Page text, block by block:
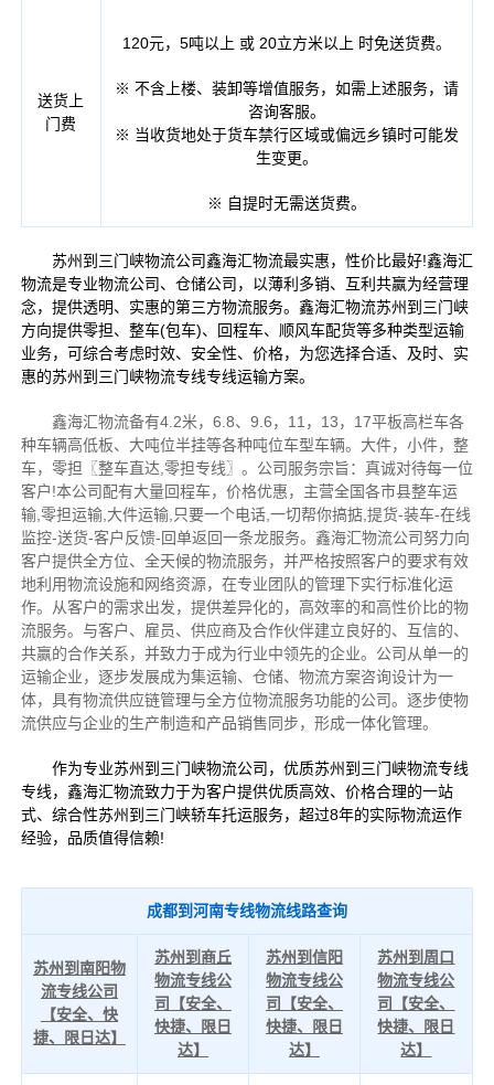
送货上
门费
120元，5吨以上 或 20立方米以上 时免送货费。
※ 不含上楼、装卸等增值服务，如需上述服务，请
咨询客服。
※ 当收货地处于货车禁行区域或偏远乡镇时可能发
生变更。
※ 自提时无需送货费。
苏州到三门峡物流公司鑫海汇物流最实惠，性价比最好!鑫海汇
物流是专业物流公司、仓储公司，以薄利多销、互利共赢为经营理
念，提供透明、实惠的第三方物流服务。鑫海汇物流苏州到三门峡
方向提供零担、整车(包车)、回程车、顺风车配货等多种类型运输
业务，可综合考虑时效、安全性、价格，为您选择合适、及时、实
惠的苏州到三门峡物流专线专线运输方案。
鑫海汇物流备有4.2米，6.8、9.6，11，13，17平板高栏车各
种车辆高低板、大吨位半挂等各种吨位车型车辆。大件，小件，整
车，零担〖整车直达,零担专线〗。公司服务宗旨：真诚对待每一位
客户!本公司配有大量回程车，价格优惠，主营全国各市县整车运
输,零担运输,大件运输,只要一个电话,一切帮你搞掂,提货-装车-在线
监控-送货-客户反馈-回单返回一条龙服务。鑫海汇物流公司努力向
客户提供全方位、全天候的物流服务，并严格按照客户的要求有效
地利用物流设施和网络资源，在专业团队的管理下实行标准化运
作。从客户的需求出发，提供差异化的，高效率的和高性价比的物
流服务。与客户、雇员、供应商及合作伙伴建立良好的、互信的、
共赢的合作关系，并致力于成为行业中领先的企业。公司从单一的
运输企业，逐步发展成为集运输、仓储、物流方案咨询设计为一
体，具有物流供应链管理与全方位物流服务功能的公司。逐步使物
流供应与企业的生产制造和产品销售同步，形成一体化管理。
作为专业苏州到三门峡物流公司，优质苏州到三门峡物流专线
专线，鑫海汇物流致力于为客户提供优质高效、价格合理的一站
式、综合性苏州到三门峡轿车托运服务，超过8年的实际物流运作
经验，品质值得信赖!
成都到河南专线物流线路查询
苏州到南阳物
流专线公司
【安全、快
捷、限日达】
苏州到商丘
物流专线公
司【安全、
快捷、限日
达】
苏州到信阳
物流专线公
司【安全、
快捷、限日
达】
苏州到周口
物流专线公
司【安全、
快捷、限日
达】